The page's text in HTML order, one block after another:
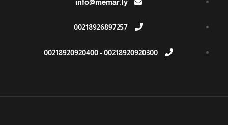
00218926897257​
00218920920300 - 00218920920400